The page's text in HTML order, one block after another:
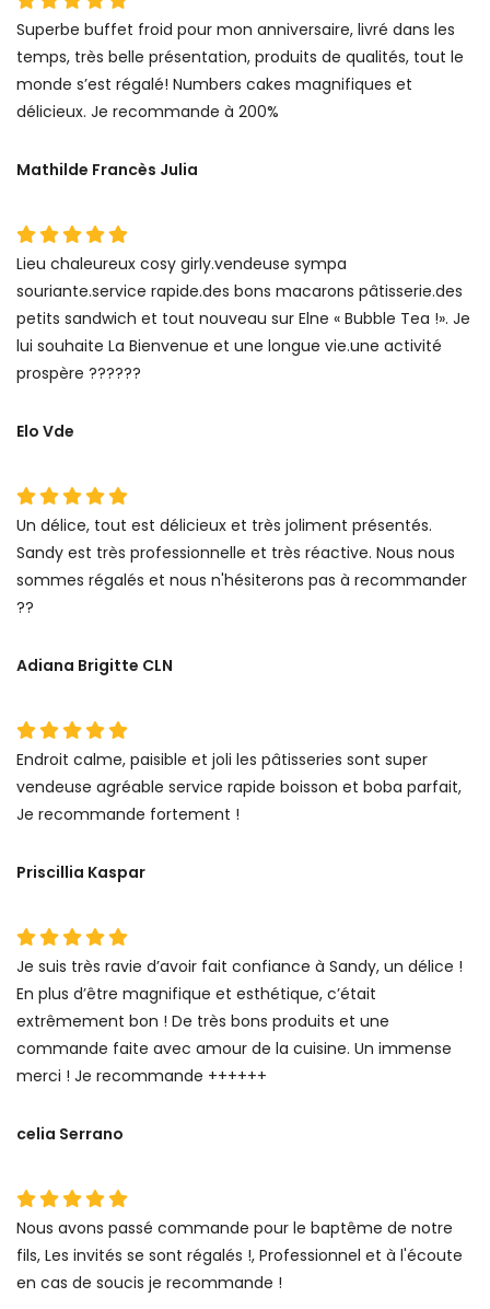
Superbe buffet froid pour mon anniversaire, livré dans les
temps, très belle présentation, produits de qualités, tout le
monde s’est régalé! Numbers cakes magnifiques et
délicieux. Je recommande à 200%
Mathilde Francès Julia
Lieu chaleureux cosy girly.vendeuse sympa
souriante.service rapide.des bons macarons pâtisserie.des
petits sandwich et tout nouveau sur Elne « Bubble Tea !». Je
lui souhaite La Bienvenue et une longue vie.une activité
prospère ??????
Elo Vde
Un délice, tout est délicieux et très joliment présentés.
Sandy est très professionnelle et très réactive. Nous nous
sommes régalés et nous n'hésiterons pas à recommander
??
Adiana Brigitte CLN
Endroit calme, paisible et joli les pâtisseries sont super
vendeuse agréable service rapide boisson et boba parfait,
Je recommande fortement !
Priscillia Kaspar
Je suis très ravie d’avoir fait confiance à Sandy, un délice !
En plus d’être magnifique et esthétique, c’était
extrêmement bon ! De très bons produits et une
commande faite avec amour de la cuisine. Un immense
merci ! Je recommande ++++++
celia Serrano
Nous avons passé commande pour le baptême de notre
fils, Les invités se sont régalés !, Professionnel et à l'écoute
en cas de soucis je recommande !